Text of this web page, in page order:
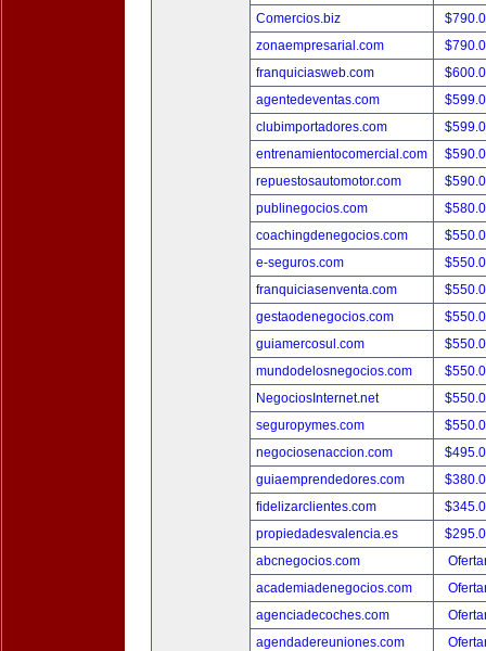
Comercios.biz
zonaempresarial.com
franquiciasweb.com
agentedeventas.com
clubimportadores.com
entrenamientocomercial.com
repuestosautomotor.com
publinegocios.com
coachingdenegocios.com
e-seguros.com
franquiciasenventa.com
gestaodenegocios.com
guiamercosul.com
mundodelosnegocios.com
NegociosInternet.net
seguropymes.com
negociosenaccion.com
guiaemprendedores.com
fidelizarclientes.com
propiedadesvalencia.es
abcnegocios.com
academiadenegocios.com
agenciadecoches.com
agendadereuniones.com